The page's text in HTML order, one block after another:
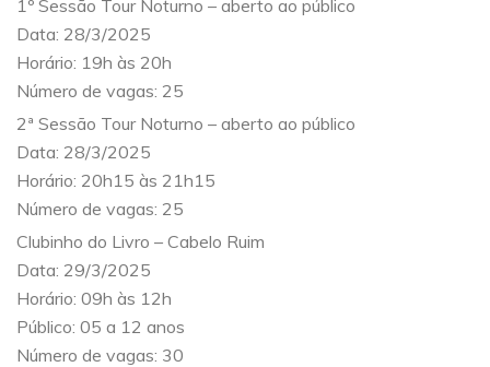
1º Sessão Tour Noturno – aberto ao público
Data: 28/3/2025
Horário: 19h às 20h
Número de vagas: 25
2ª Sessão Tour Noturno – aberto ao público
Data: 28/3/2025
Horário: 20h15 às 21h15
Número de vagas: 25
Clubinho do Livro – Cabelo Ruim
Data: 29/3/2025
Horário: 09h às 12h
Público: 05 a 12 anos
Número de vagas: 30